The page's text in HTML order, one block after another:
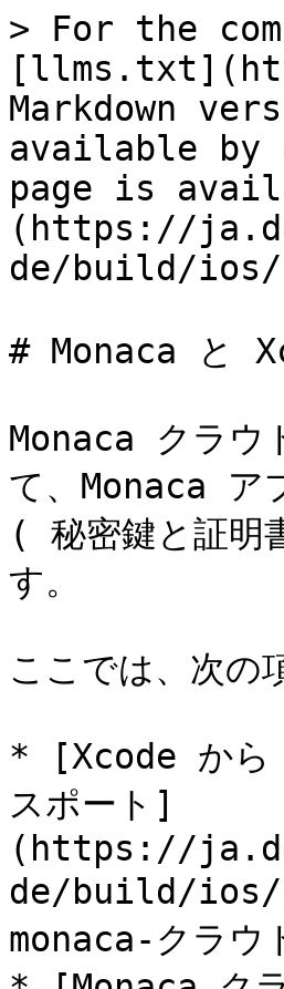
> For the
Markdown
available by
page is
(https://
de/build/ios/
# Monaca と
Monaca クラ
て、Monaca ア
( 秘密鍵と証明
す。
ここでは、次の
* [Xcode から
スポート]
(https://
de/build/ios/
monaca-クラ